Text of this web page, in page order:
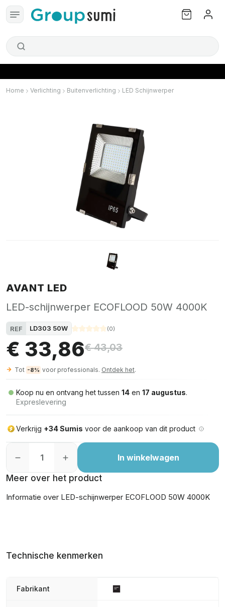
Home Verlichting Buitenverlichting LED Schijnwerper
AVANT LED
LED-schijnwerper ECOFLOOD 50W 4000K
REF LD303 50W (0)
€ 33,86€ 43,03
Tot -8% voor professionals. Ontdek het.
Koop nu en ontvang het tussen 14 en 17 augustus.
Expreslevering
Verkrijg +34 Sumis voor de aankoop van dit product
In winkelwagen
Meer over het product
Informatie over LED-schijnwerper ECOFLOOD 50W 4000K
Technische kenmerken
Fabrikant